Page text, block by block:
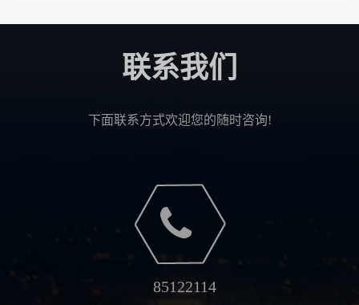
联系我们
下面联系方式欢迎您的随时咨询!
85122114